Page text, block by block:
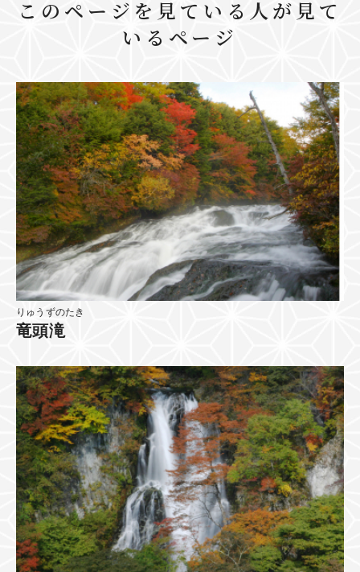
このページを見ている人が見て
いるページ
りゅうずのたき
竜頭滝